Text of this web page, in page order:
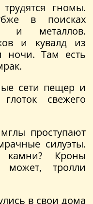
гномы.
в поисках
и металлов.
и кувалд из
ночи. Там есть
сети пещер и
свежего
проступают
силуэты.
камни? Кроны
может, тролли
в свои дома